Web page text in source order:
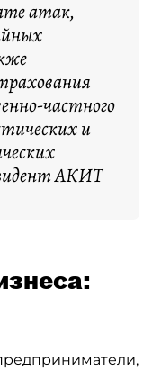
атак,
частного
и
АКИТ